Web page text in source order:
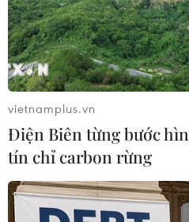
Khi chỉ còn 16 tháng sẽ
năm duy nhất, Tổng
kiến tỷ lệ ủng hộ sụt
5%./.
vietnamplus.vn
Điện Biên từng bước
tín chỉ carbon rừng